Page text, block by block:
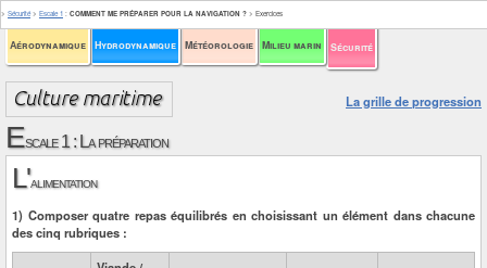
Aérodynamique Hydrodynamique Météorologie Milieu marin Sécurité
> Sécurité > Escale 1 : COMMENT ME PRÉPARER POUR LA NAVIGATION ? > Exercices
La grille de progression
Escale 1 : La préparation
L'alimentation
1) Composer quatre repas équilibrés en choisissant un élément dans chacune
des cinq rubriques :